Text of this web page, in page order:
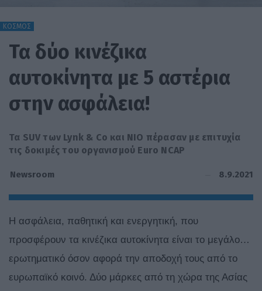
ΚΟΣΜΟΣ
Τα δύο κινέζικα
αυτοκίνητα με 5 αστέρια
στην ασφάλεια!
Τα SUV των Lynk & Co και NIO πέρασαν με επιτυχία
τις δοκιμές του οργανισμού Euro NCAP
Newsroom 8.9.2021
Η ασφάλεια, παθητική και ενεργητική, που
προσφέρουν τα κινέζικα αυτοκίνητα είναι το μεγάλο…
ερωτηματικό όσον αφορά την αποδοχή τους από το
ευρωπαϊκό κοινό. Δύο μάρκες από τη χώρα της Ασίας